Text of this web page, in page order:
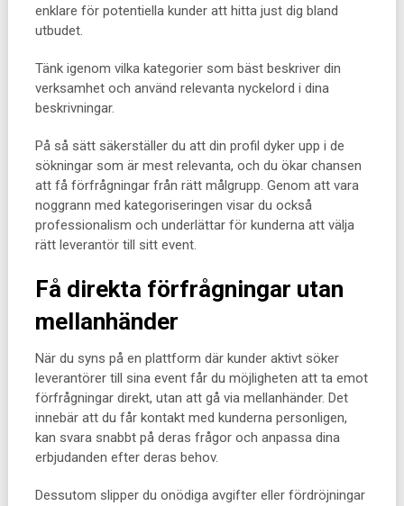
enklare för potentiella kunder att hitta just dig bland
utbudet.
Tänk igenom vilka kategorier som bäst beskriver din
verksamhet och använd relevanta nyckelord i dina
beskrivningar.
På så sätt säkerställer du att din profil dyker upp i de
sökningar som är mest relevanta, och du ökar chansen
att få förfrågningar från rätt målgrupp. Genom att vara
noggrann med kategoriseringen visar du också
professionalism och underlättar för kunderna att välja
rätt leverantör till sitt event.
Få direkta förfrågningar utan
mellanhänder
När du syns på en plattform där kunder aktivt söker
leverantörer till sina event får du möjligheten att ta emot
förfrågningar direkt, utan att gå via mellanhänder. Det
innebär att du får kontakt med kunderna personligen,
kan svara snabbt på deras frågor och anpassa dina
erbjudanden efter deras behov.
Dessutom slipper du onödiga avgifter eller fördröjningar